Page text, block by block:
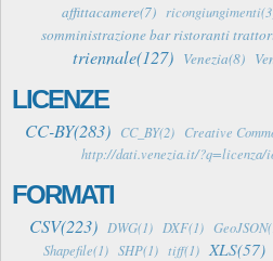
affittacamere(7)
somministrazione bar ristoranti
triennale(127) Venezia(8)
LICENZE
CC-BY(283) CC_BY(2)
Creative
http://dati.venezia.it/?q=licenza/
FORMATI
CSV(223) DWG(1) DXF(1)
Shapefile(1) SHP(1) tiff(1) XLS(57)